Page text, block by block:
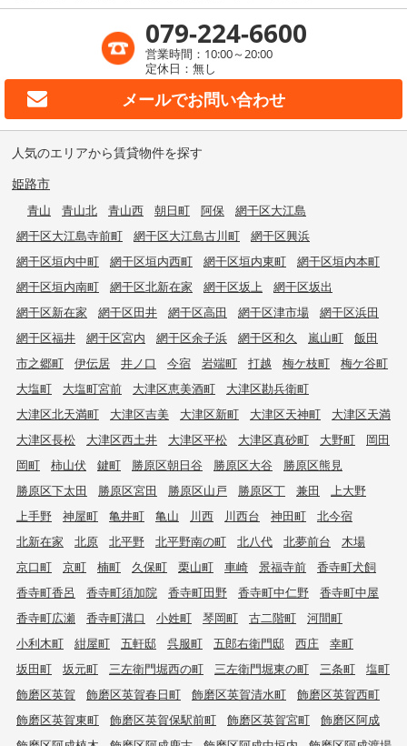
079-224-6600
営業時間：10:00～20:00
定休日：無し
メールでお問い合わせ
人気のエリアから賃貸物件を探す
姫路市
青山 青山北 青山西 朝日町 阿保
網干区大江島
網干区大江島寺前町
網干区大江島古川町
網干区興浜
網干区垣内中町
網干区垣内西町 網干区垣内東町
網干区垣内本町
網干区垣内南町
網干区北新在家 網干区坂上
網干区坂出
網干区新在家
網干区田井 網干区高田 網干区津市場
網干区浜田
網干区福井
網干区宮内 網干区余子浜 網干区和久 嵐山町
飯田
市之郷町
伊伝居 井ノ口 今宿 岩端町 打越 梅ケ枝町
梅ケ谷町
大塩町
大塩町宮前 大津区恵美酒町
大津区勘兵衛町
大津区北天満町
大津区吉美 大津区新町 大津区天神町
大津区天満
大津区長松
大津区西土井 大津区平松 大津区真砂町 大野町
岡田
岡町
柿山伏 鍵町 勝原区朝日谷 勝原区大谷
勝原区熊見
勝原区下太田
勝原区宮田 勝原区山戸 勝原区丁 兼田
上大野
上手野
神屋町 亀井町 亀山 川西 川西台 神田町
北今宿
北新在家
北原 北平野 北平野南の町 北八代 北夢前台
木場
京口町
京町 楠町 久保町 栗山町 車崎 景福寺前
香寺町犬飼
香寺町香呂
香寺町須加院 香寺町田野 香寺町中仁野
香寺町中屋
香寺町広瀬
香寺町溝口 小姓町 琴岡町 古二階町
河間町
小利木町
紺屋町 五軒邸 呉服町 五郎右衛門邸 西庄
幸町
坂田町
坂元町 三左衛門堀西の町 三左衛門堀東の町 三条町
塩町
飾磨区英賀
飾磨区英賀春日町 飾磨区英賀清水町
飾磨区英賀西町
飾磨区英賀東町
飾磨区英賀保駅前町 飾磨区英賀宮町
飾磨区阿成